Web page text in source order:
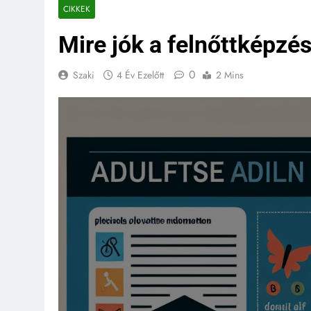
CIKKEK
Mire jók a
Szaki 4 Év Ezelőtt 0 2 Mins